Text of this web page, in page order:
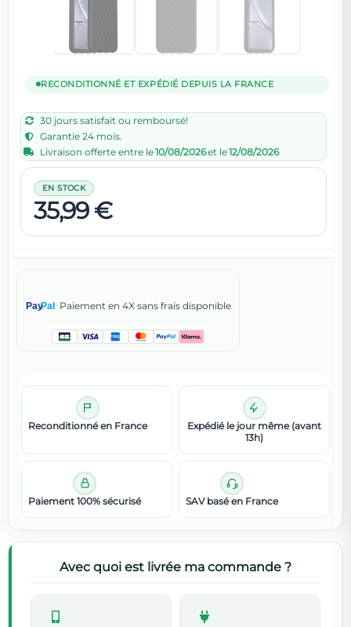
RECONDITIONNÉ ET EXPÉDIÉ DEPUIS LA FRANCE
30 jours satisfait ou remboursé!
Garantie 24 mois.
Livraison offerte entre le10/08/2026et le12/08/2026
35,99 €
EN STOCK
PayPal Paiement en 4X sans frais disponible
Reconditionné en France
Expédié le jour même (avant
13h)
Paiement 100% sécurisé SAV basé en France
Avec quoi est livrée ma commande ?